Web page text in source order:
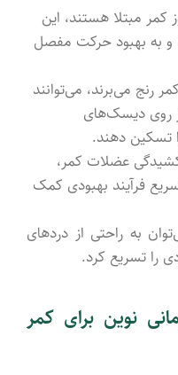
کمر مبتلا هستند، این
و به بهبود حرکت مفصل
رنج می‌برند، می‌توانند
روی دیسک‌های
تسکین دهند.
عضلات کمر،
فرآیند بهبودی کمک
به راحتی از دردهای
را تسریع کرد.
نوین برای کمر